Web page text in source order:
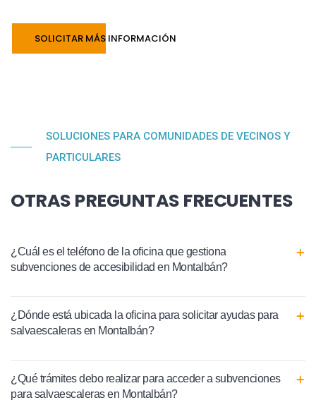
SOLICITAR MÁS INFORMACIÓN
SOLUCIONES PARA COMUNIDADES DE VECINOS Y
PARTICULARES
OTRAS PREGUNTAS FRECUENTES
¿Cuál es el teléfono de la oficina que gestiona
subvenciones de accesibilidad en Montalbán?
¿Dónde está ubicada la oficina para solicitar ayudas para
salvaescaleras en Montalbán?
¿Qué trámites debo realizar para acceder a subvenciones
para salvaescaleras en Montalbán?